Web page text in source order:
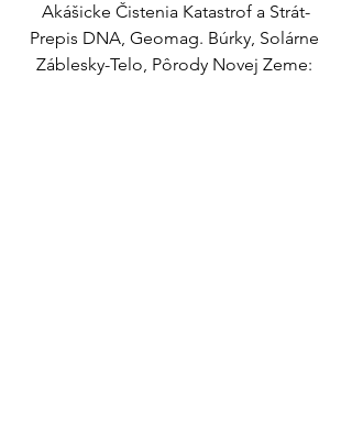
Akášicke Čistenia Katastrof a Strát-
Prepis DNA, Geomag. Búrky, Solárne
Záblesky-Telo, Pôrody Novej Zeme: